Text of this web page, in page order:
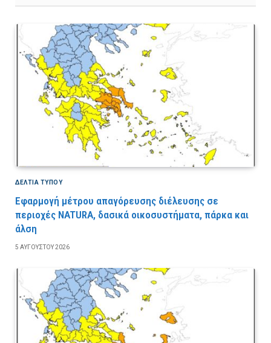
ΔΕΛΤΙΑ ΤΥΠΟΥ
Εφαρμογή μέτρου απαγόρευσης διέλευσης σε
περιοχές NATURA, δασικά οικοσυστήματα, πάρκα και
άλση
5 ΑΥΓΟΎΣΤΟΥ 2026